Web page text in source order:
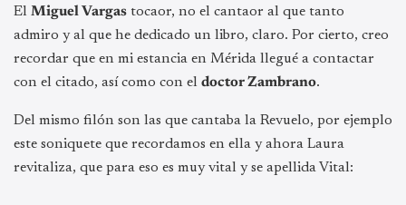
El Miguel Vargas tocaor, no el cantaor al que tanto
admiro y al que he dedicado un libro, claro. Por cierto, creo
recordar que en mi estancia en Mérida llegué a contactar
con el citado, así como con el doctor Zambrano.
Del mismo filón son las que cantaba la Revuelo, por ejemplo
este soniquete que recordamos en ella y ahora Laura
revitaliza, que para eso es muy vital y se apellida Vital: